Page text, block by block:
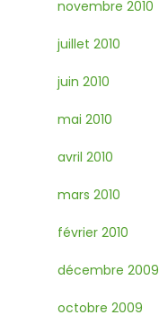
novembre 2010
juillet 2010
juin 2010
mai 2010
avril 2010
mars 2010
février 2010
décembre 2009
octobre 2009